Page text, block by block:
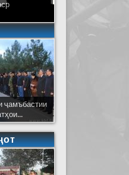
ҷамъбастии